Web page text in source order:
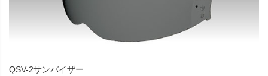
QSV-2サンバイザー